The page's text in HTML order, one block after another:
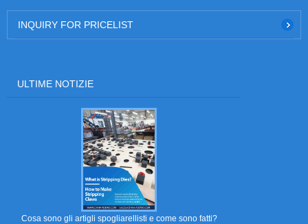
INQUIRY FOR PRICELIST
ULTIME NOTIZIE
Cosa sono gli artigli spogliarellisti e come sono fatti?